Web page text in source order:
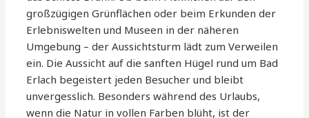
großzügigen Grünflächen oder beim Erkunden der
Erlebniswelten und Museen in der näheren
Umgebung – der Aussichtsturm lädt zum Verweilen
ein. Die Aussicht auf die sanften Hügel rund um Bad
Erlach begeistert jeden Besucher und bleibt
unvergesslich. Besonders während des Urlaubs,
wenn die Natur in vollen Farben blüht, ist der